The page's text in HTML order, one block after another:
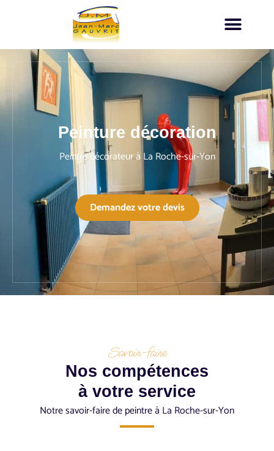
Peinture décoration
Peintre décorateur à La Roche-sur-Yon
Demandez votre devis
Savoir-faire
Nos compétences
à votre service
Notre savoir-faire de peintre à La Roche-sur-Yon